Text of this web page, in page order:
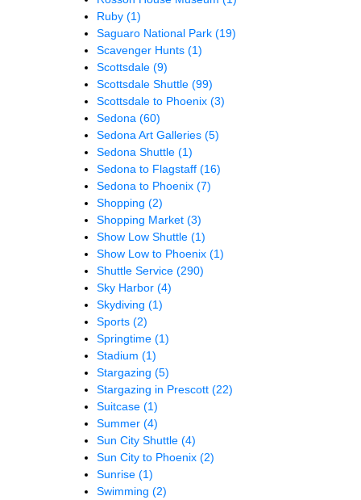
Ruby (1)
Saguaro National Park (19)
Scavenger Hunts (1)
Scottsdale (9)
Scottsdale Shuttle (99)
Scottsdale to Phoenix (3)
Sedona (60)
Sedona Art Galleries (5)
Sedona Shuttle (1)
Sedona to Flagstaff (16)
Sedona to Phoenix (7)
Shopping (2)
Shopping Market (3)
Show Low Shuttle (1)
Show Low to Phoenix (1)
Shuttle Service (290)
Sky Harbor (4)
Skydiving (1)
Sports (2)
Springtime (1)
Stadium (1)
Stargazing (5)
Stargazing in Prescott (22)
Suitcase (1)
Summer (4)
Sun City Shuttle (4)
Sun City to Phoenix (2)
Sunrise (1)
Swimming (2)